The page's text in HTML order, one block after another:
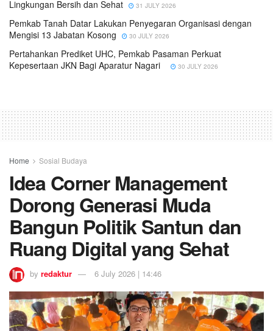
Lingkungan Bersih dan Sehat
31 JULY 2026
Pemkab Tanah Datar Lakukan Penyegaran Organisasi dengan
Mengisi 13 Jabatan Kosong
30 JULY 2026
Pertahankan Prediket UHC, Pemkab Pasaman Perkuat
Kepesertaan JKN Bagi Aparatur Nagari
30 JULY 2026
Home Sosial Budaya
Idea Corner Management
Dorong Generasi Muda
Bangun Politik Santun dan
Ruang Digital yang Sehat
by redaktur 6 July 2026 | 14:46